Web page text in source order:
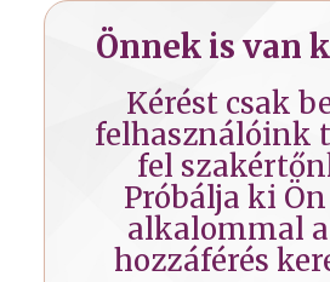
Önnek is van
Kérést csak
felhasználóink
fel
Próbálja ki
alkalommal
hozzáférés